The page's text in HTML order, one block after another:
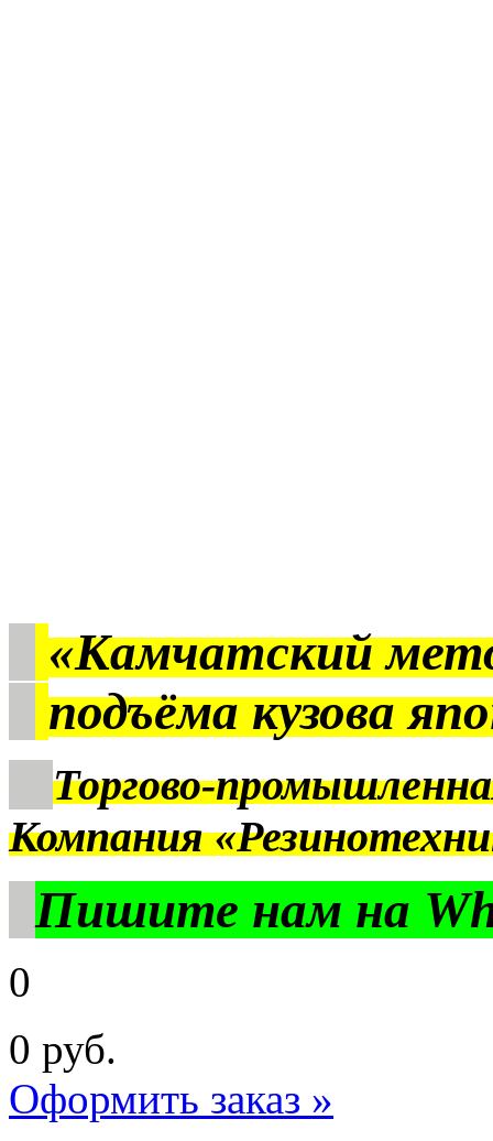
«Камчатский
подъёма кузова
Торгово-
Компания
Пишите нам на
0
0 руб.
Оформить заказ »